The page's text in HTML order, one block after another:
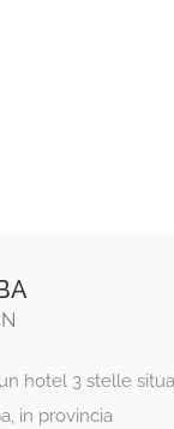
hotel 3 stelle
in provincia